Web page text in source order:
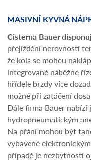
MASIVNÍ KYVNÁ
Cisterna Bauer
přejíždění nerovností
že kola se mohou
integrované náběžné
hřídele brzdy více
možné při zatáčení
Dále firma Bauer nabízí
hydropneumatickým
Na přání mohou být
vybavené
případě je nezbytností